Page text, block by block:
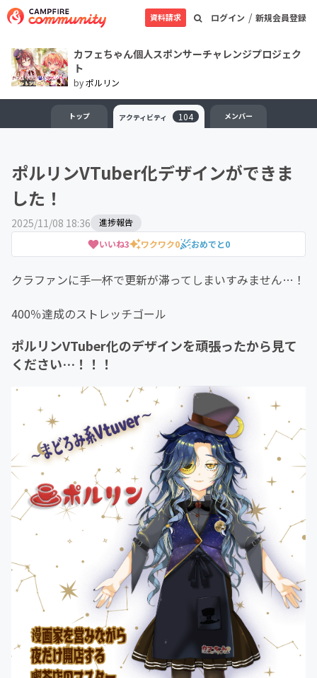
ログイン / 新規会員登録
資料請求
カフェちゃん個人スポンサーチャレンジプロジェク
ト
byポルリン
トップ アクティビティ 104 メンバー
ポルリンVTuber化デザインができま
した！
2025/11/08 18:36
いいね3 ワクワク0 おめでと0
進捗報告
クラファンに手一杯で更新が滞ってしまいすみません…！
400％達成のストレッチゴール
ポルリンVTuber化のデザインを頑張ったから見て
ください…！！！